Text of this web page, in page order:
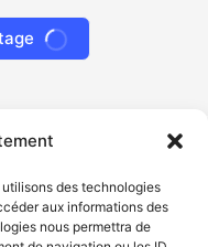
des technologies
aux informations des
nous permettra de